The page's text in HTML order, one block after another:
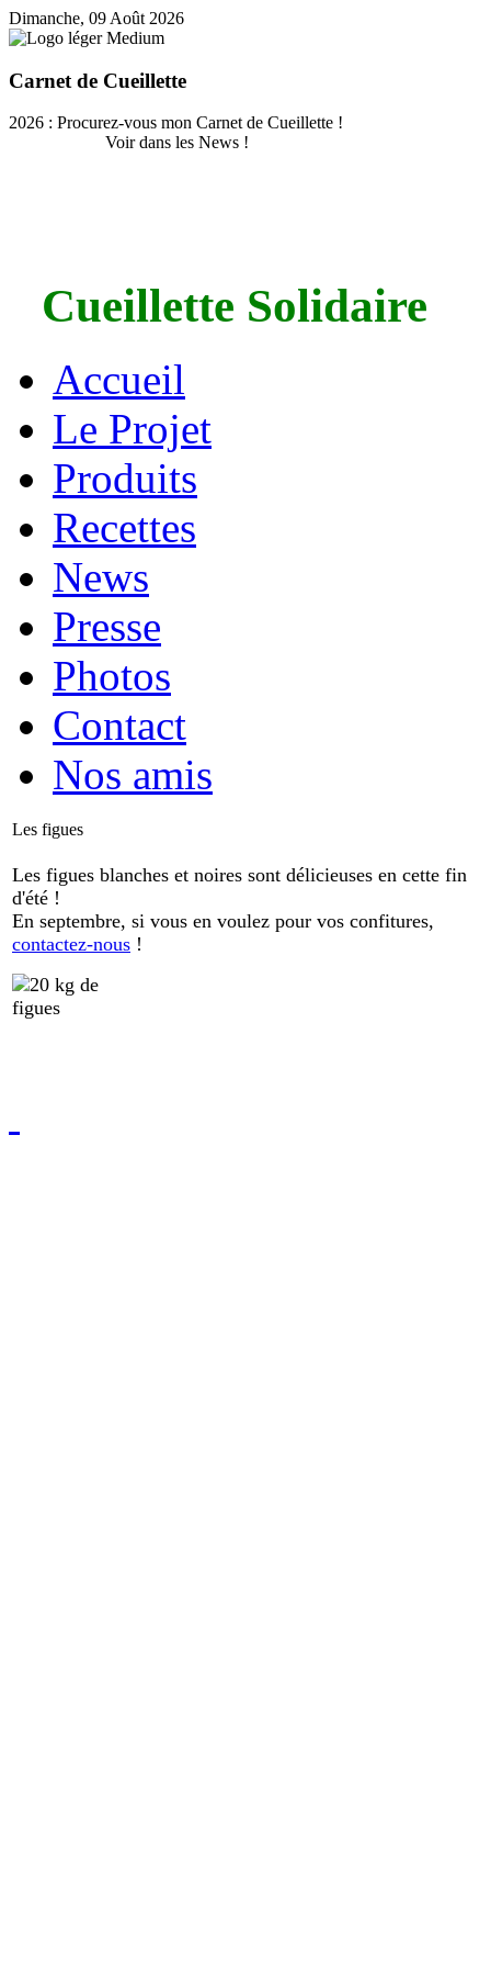
Dimanche, 09 Août 2026
Carnet de Cueillette
2026 : Procurez-vous mon Carnet de Cueillette !
Voir dans les News !
Cueillette Solidaire
Accueil
Le Projet
Produits
Recettes
News
Presse
Photos
Contact
Nos amis
Les figues
Les figues blanches et noires sont délicieuses en cette fin
d'été !
En septembre, si vous en voulez pour vos confitures,
contactez-nous !